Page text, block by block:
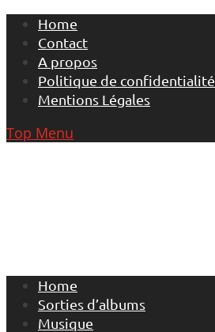
Skip
content
Home
Contact
A propos
Politique de confidentialité
Mentions Légales
Top Menu
Home
Sorties d’albums
Musique